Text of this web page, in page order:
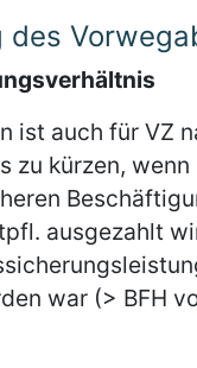
des
ist auch für VZ
zu kürzen, wenn
ausgezahlt
war (> BFH